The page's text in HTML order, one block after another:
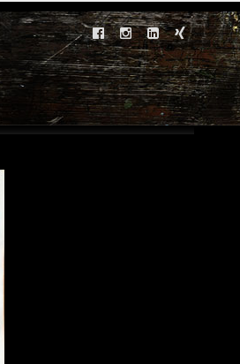
Archive